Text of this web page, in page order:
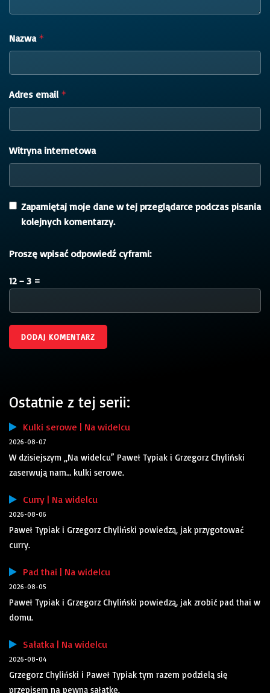
Nazwa *
Adres email *
Witryna internetowa
Zapamiętaj moje dane w tej przeglądarce podczas pisania
kolejnych komentarzy.
Proszę wpisać odpowiedź cyframi:
12 − 3 =
Ostatnie z tej serii:
Kulki serowe | Na widelcu
2026-08-07
W dzisiejszym „Na widelcu” Paweł Typiak i Grzegorz Chyliński
zaserwują nam… kulki serowe.
Curry | Na widelcu
2026-08-06
Paweł Typiak i Grzegorz Chyliński powiedzą, jak przygotować
curry.
Pad thai | Na widelcu
2026-08-05
Paweł Typiak i Grzegorz Chyliński powiedzą, jak zrobić pad thai w
domu.
Sałatka | Na widelcu
2026-08-04
Grzegorz Chyliński i Paweł Typiak tym razem podzielą się
przepisem na pewną sałatkę.